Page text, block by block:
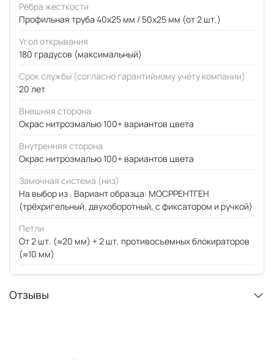
Рёбра жесткости
Профильная труба 40х25 мм / 50x25 мм (от 2 шт.)
Угол открывания
180 градусов (максимальный)
Срок службы (согласно гарантийному учёту компании)
20 лет
Внешняя сторона
Окрас нитроэмалью 100+ вариантов цвета
Внутренняя сторона
Окрас нитроэмалью 100+ вариантов цвета
Замочная система (низ)
На выбор из . Вариант образца: МОСРРЕНТГЕН
(трёхригельный, двухоборотный, с фиксатором и ручкой)
Петли
От 2 шт. (≈20 мм) + 2 шт. противосъемных блокираторов
(≈10 мм)
Отзывы